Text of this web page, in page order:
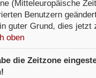
(Mitteleuropäische
Benutzern
guter Grund, dies jetzt
oben
die Zeitzone